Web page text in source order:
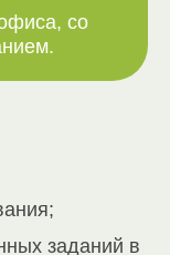
со
заданий в